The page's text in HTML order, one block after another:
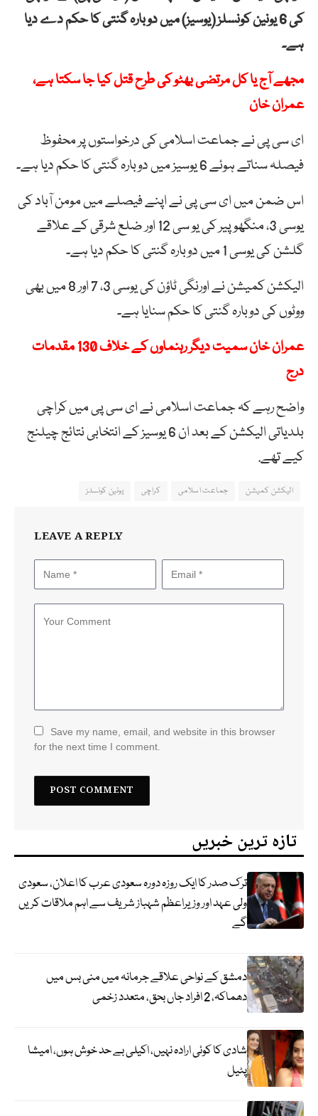
کی 6 یونین کونسلز (یوسیز) میں دوبارہ گنتی کا حکم دے دیا
ہے۔
مجھے آج یا کل مرتضی بھٹو کی طرح قتل کیا جا سکتا ہے،
عمران خان
ای سی پی نے جماعت اسلامی کی درخواستوں پر محفوظ
فیصلہ سناتے ہوئے 6 یوسیز میں دوبارہ گنتی کا حکم دیا ہے۔
اس ضمن میں ای سی پی نے اپنے فیصلے میں مومن آباد کی
یوسی 3، منگھو پیر کی یو سی 12 اور ضلع شرقی کے علاقے
گلشن کی یوسی 1 میں دوبارہ گنتی کا حکم دیا ہے۔
الیکشن کمیشن نے اورنگی ٹاؤن کی یوسی 3، 7 اور 8 میں بھی
ووٹوں کی دوبارہ گنتی کا حکم سنایا ہے۔
عمران خان سمیت دیگر رہنماوں کے خلاف 130 مقدمات
درج
واضح رہے کہ جماعت اسلامی نے ای سی پی میں کراچی
بلدیاتی الیکشن کے بعد ان 6 یوسیز کے انتخابی نتائج چیلنج
کیے تھے.
الیکشن کمیشن جماعت اسلامی کراچی یونین کونسلز
LEAVE A REPLY
Save my name, email, and website in this browser
for the next time I comment.
تازہ ترین خبریں
ترک صدر کا ایک روزہ دورہ سعودی عرب کا اعلان، سعودی
ولی عہد اور وزیراعظم شہباز شریف سے اہم ملاقات کریں
گے
دمشق کے نواحی علاقے جرمانہ میں منی بس میں
دھماکہ، 2 افراد جاں بحق، متعدد زخمی
شادی کا کوئی ارادہ نہیں، اکیلی بے حد خوش ہوں، امیشا
پٹیل